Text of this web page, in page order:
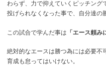
わらず、力で抑えていくピッチング
投げられなくなった事で、自分達の
この試合で学んだ事は 「エース頼み
絶対的なエースは勝つ為には必要不
育成も怠ってはいけない。